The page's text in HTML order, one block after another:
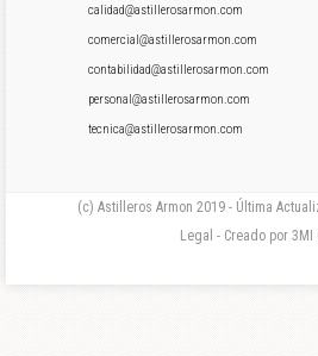
calidad@astillerosarmon.com
comercial@astillerosarmon.com
contabilidad@astillerosarmon.com
personal@astillerosarmon.com
tecnica@astillerosarmon.com
(c) Astilleros Armon 2019 - Última
Legal - Creado por 3MI